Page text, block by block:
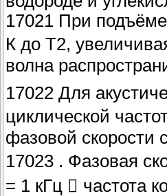
17021 При
К до Т2,
волна
17022 Для
циклической
фазовой скорости
17023 . Фазовая
= 1 кГц  частота